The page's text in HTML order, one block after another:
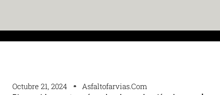
Octubre 21, 2024 Asfaltofarvias.com